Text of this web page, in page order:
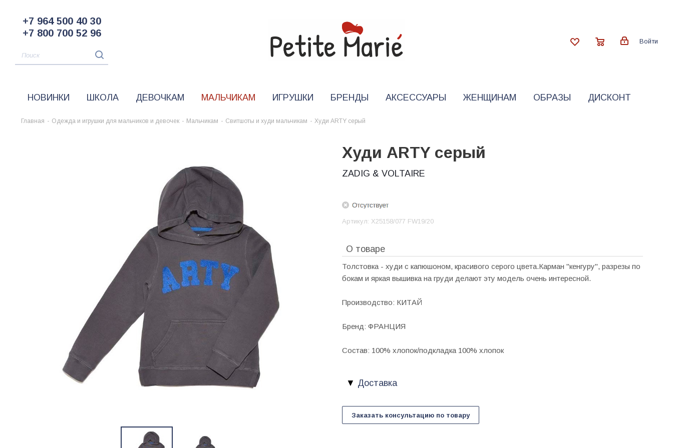
+7 964 500 40 30
+7 800 700 52 96
Войти
НОВИНКИ ШКОЛА ДЕВОЧКАМ МАЛЬЧИКАМ ИГРУШКИ БРЕНДЫ АКСЕССУАРЫ ЖЕНЩИНАМ ОБРАЗЫ ДИСКОНТ
Главная - Одежда и игрушки для мальчиков и девочек - Мальчикам - Свитшоты и худи мальчикам - Худи ARTY серый
Худи ARTY серый
ZADIG & VOLTAIRE
Артикул: X25158/077 FW19/20
О товаре
Толстовка - худи с капюшоном, красивого серого цвета.Карман "кенгуру", разрезы по
бокам и яркая вышивка на груди делают эту модель очень интересной.
Производство: КИТАЙ
Бренд: ФРАНЦИЯ
Состав: 100% хлопок/подкладка 100% хлопок
Доставка
Заказать консультацию по товару